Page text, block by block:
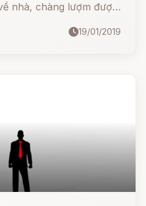
nhà, chàng lượm được
19/01/2019